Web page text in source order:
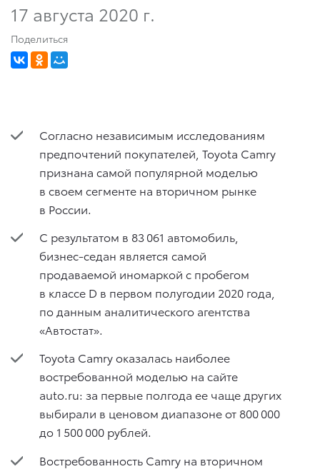
17 августа 2020 г.
Поделиться
Согласно независимым исследованиям
предпочтений покупателей, Toyota Camry
признана самой популярной моделью
в своем сегменте на вторичном рынке
в России.
С результатом в 83 061 автомобиль,
бизнес-седан является самой
продаваемой иномаркой с пробегом
в классе D в первом полугодии 2020 года,
по данным аналитического агентства
«Автостат».
Toyota Camry оказалась наиболее
востребованной моделью на сайте
auto.ru: за первые полгода ее чаще других
выбирали в ценовом диапазоне от 800 000
до 1 500 000 рублей.
Востребованность Camry на вторичном